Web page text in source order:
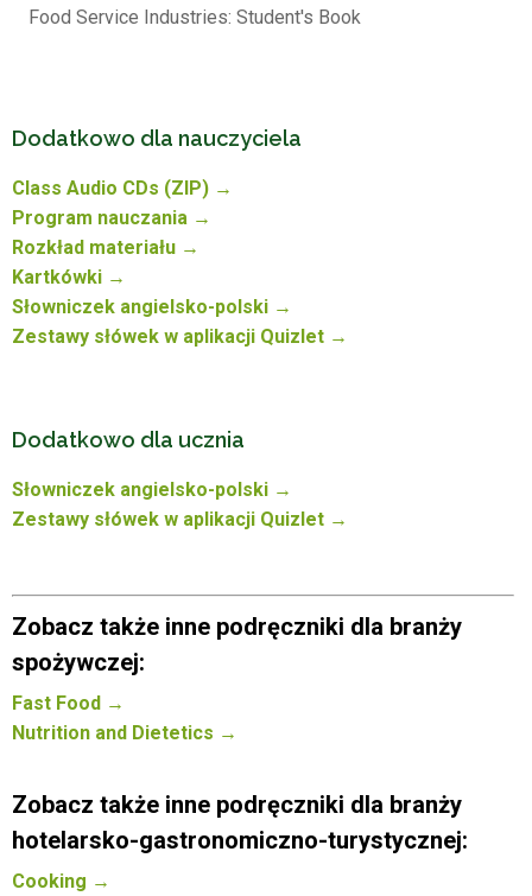
Food Service Industries: Student's Book
Dodatkowo dla nauczyciela
Class Audio CDs (ZIP) →
Program nauczania →
Rozkład materiału →
Kartkówki →
Słowniczek angielsko-polski →
Zestawy słówek w aplikacji Quizlet →
Dodatkowo dla ucznia
Słowniczek angielsko-polski →
Zestawy słówek w aplikacji Quizlet →
Zobacz także inne podręczniki dla branży
spożywczej:
Fast Food →
Nutrition and Dietetics →
Zobacz także inne podręczniki dla branży
hotelarsko-gastronomiczno-turystycznej:
Cooking →